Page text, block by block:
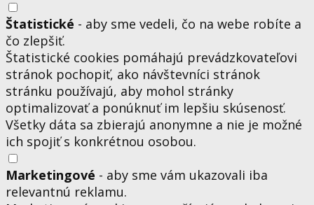
Štatistické - aby sme vedeli, čo na webe robíte a
čo zlepšiť.
Štatistické cookies pomáhajú prevádzkovateľovi
stránok pochopiť, ako návštevníci stránok
stránku používajú, aby mohol stránky
optimalizovať a ponúknuť im lepšiu skúsenosť.
Všetky dáta sa zbierajú anonymne a nie je možné
ich spojiť s konkrétnou osobou.
Marketingové - aby sme vám ukazovali iba
relevantnú reklamu.